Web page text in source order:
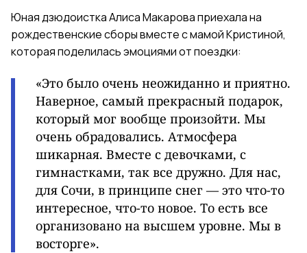
Юная дзюдоистка Алиса Макарова приехала на
рождественские сборы вместе с мамой Кристиной,
которая поделилась эмоциями от поездки:
«Это было очень неожиданно и приятно.
Наверное, самый прекрасный подарок,
который мог вообще произойти. Мы
очень обрадовались. Атмосфера
шикарная. Вместе с девочками, с
гимнастками, так все дружно. Для нас,
для Сочи, в принципе снег — это что-то
интересное, что-то новое. То есть все
организовано на высшем уровне. Мы в
восторге».